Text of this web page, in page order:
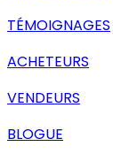
TÉMOIGNAGES
ACHETEURS
VENDEURS
BLOGUE